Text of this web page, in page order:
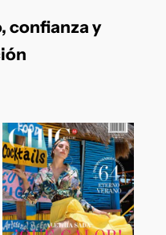
confianza y